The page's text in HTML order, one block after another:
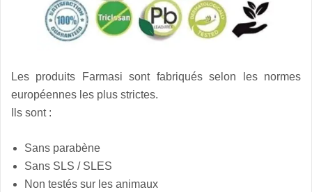
Les produits Farmasi sont fabriqués selon les normes
européennes les plus strictes.
Ils sont :
Sans parabène
Sans SLS / SLES
Non testés sur les animaux